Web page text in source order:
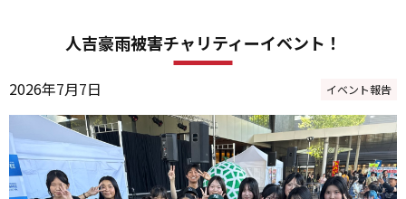
人吉豪雨被害チャリティーイベント！
2026年7月7日 イベント報告